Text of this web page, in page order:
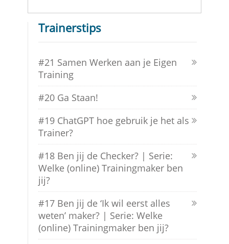
Trainerstips
#21 Samen Werken aan je Eigen
Training
#20 Ga Staan!
#19 ChatGPT hoe gebruik je het als
Trainer?
#18 Ben jij de Checker? | Serie:
Welke (online) Trainingmaker ben
jij?
#17 Ben jij de ‘Ik wil eerst alles
weten’ maker? | Serie: Welke
(online) Trainingmaker ben jij?